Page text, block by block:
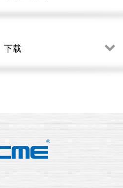
下载